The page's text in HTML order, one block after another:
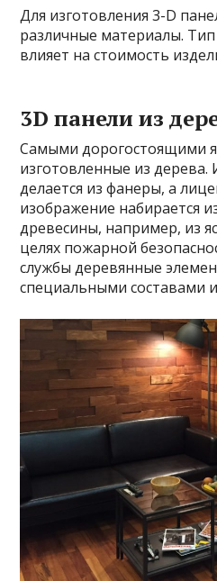
Для изготовления 3-D
различные материалы.
влияет на стоимость
3D панели из
Самыми дорогостоящими
изготовленные из дерева.
делается из фанеры, а
изображение набирается
древесины, например, из
целях пожарной
службы деревянные
специальными составами